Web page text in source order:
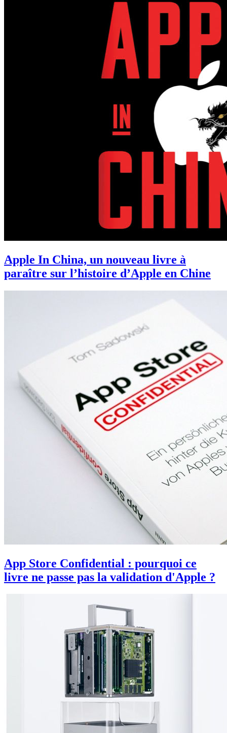
Apple In China, un nouveau livre à
paraître sur l’histoire d’Apple en Chine
App Store Confidential : pourquoi ce
livre ne passe pas la validation d'Apple ?